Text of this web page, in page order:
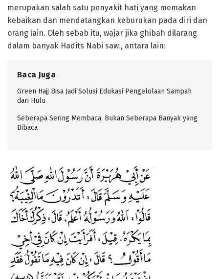
merupakan salah satu penyakit hati yang memakan
kebaikan dan mendatangkan keburukan pada diri dan
orang lain. Oleh sebab itu, wajar jika ghibah dilarang
dalam banyak Hadits Nabi saw., antara lain:
Baca Juga
Green Hajj Bisa Jadi Solusi Edukasi Pengelolaan Sampah
dari Hulu
Seberapa Sering Membaca, Bukan Seberapa Banyak yang
Dibaca